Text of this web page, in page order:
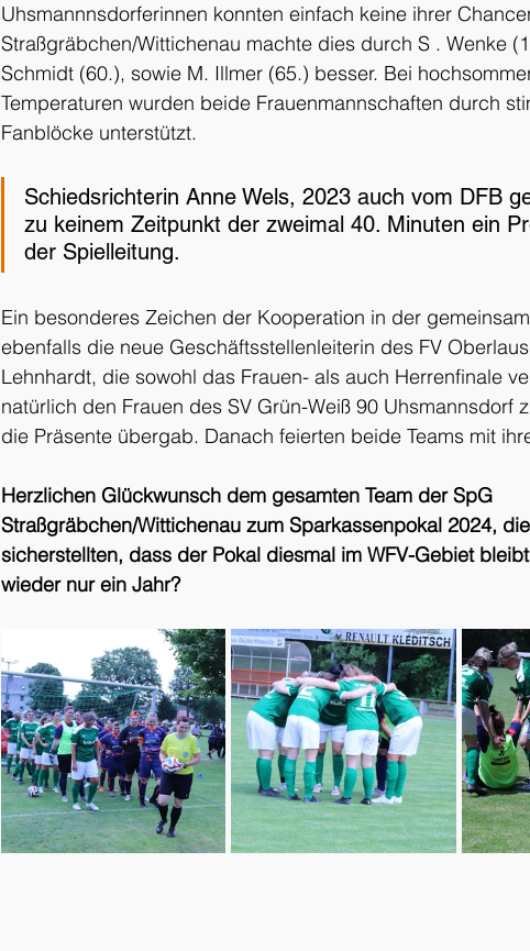
Uhsmannnsdorferinnen konnten einfach keine ihrer
Straßgräbchen/Wittichenau machte dies durch S . Wenke
Schmidt (60.), sowie M. Illmer (65.) besser. Bei
Temperaturen wurden beide Frauenmannschaften durch
Fanblöcke unterstützt.
Schiedsrichterin Anne Wels, 2023 auch vom DFB
zu keinem Zeitpunkt der zweimal 40. Minuten ein
der Spielleitung.
Ein besonderes Zeichen der Kooperation in der
ebenfalls die neue Geschäftsstellenleiterin des FV
Lehnhardt, die sowohl das Frauen- als auch Herrenfinale
natürlich den Frauen des SV Grün-Weiß 90 Uhsmannsdorf
die Präsente übergab. Danach feierten beide Teams mit
Herzlichen Glückwunsch dem gesamten Team der SpG
Straßgräbchen/Wittichenau zum Sparkassenpokal 2024,
sicherstellten, dass der Pokal diesmal im WFV-Gebiet
wieder nur ein Jahr?